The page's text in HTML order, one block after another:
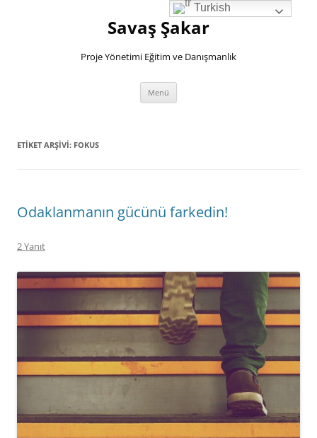
Savaş Şakar
Proje Yönetimi Eğitim ve Danışmanlık
Menü
ETIKET ARŞIVI: FOKUS
Odaklanmanın gücünü farkedin!
2 Yanıt
Turkish